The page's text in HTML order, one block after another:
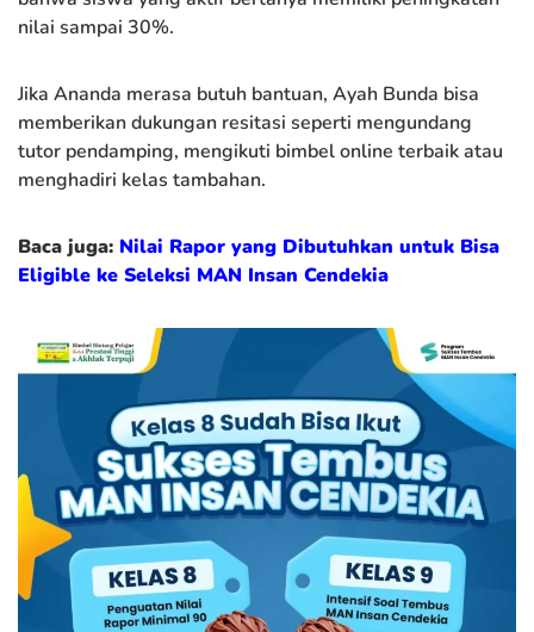
nilai sampai 30%.
Jika Ananda merasa butuh bantuan, Ayah Bunda bisa
memberikan dukungan resitasi seperti mengundang
tutor pendamping, mengikuti bimbel online terbaik atau
menghadiri kelas tambahan.
Baca juga: Nilai Rapor yang Dibutuhkan untuk Bisa
Eligible ke Seleksi MAN Insan Cendekia